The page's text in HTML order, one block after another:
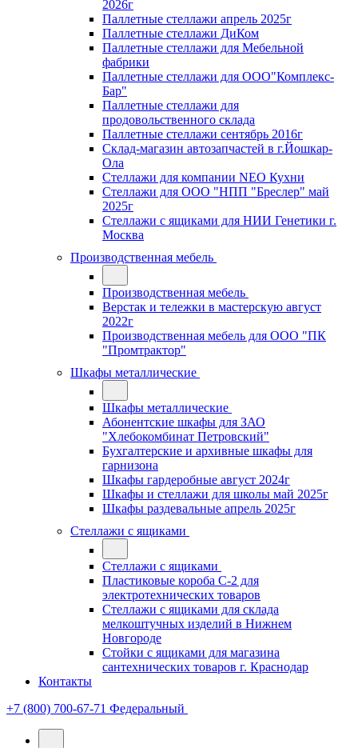
2026г
Паллетные стеллажи апрель 2025г
Паллетные стеллажи ДиКом
Паллетные стеллажи для Мебельной
фабрики
Паллетные стеллажи для ООО"Комплекс-
Бар"
Паллетные стеллажи для
продовольственного склада
Паллетные стеллажи сентябрь 2016г
Склад-магазин автозапчастей в г.Йошкар-
Ола
Стеллажи для компании NEO Кухни
Стеллажи для ООО "НПП "Бреслер" май
2025г
Стеллажи с ящиками для НИИ Генетики г.
Москва
Производственная мебель
Производственная мебель
Верстак и тележки в мастерскую август
2022г
Производственная мебель для ООО "ПК
"Промтрактор"
Шкафы металлические
Шкафы металлические
Абонентские шкафы для ЗАО
"Хлебокомбинат Петровский"
Бухгалтерские и архивные шкафы для
гарнизона
Шкафы гардеробные август 2024г
Шкафы и стеллажи для школы май 2025г
Шкафы раздевальные апрель 2025г
Стеллажи с ящиками
Стеллажи с ящиками
Пластиковые короба С-2 для
электротехнических товаров
Стеллажи с ящиками для склада
мелкоштучных изделий в Нижнем
Новгороде
Стойки с ящиками для магазина
сантехнических товаров г. Краснодар
Контакты
+7 (800) 700-67-71 Федеральный